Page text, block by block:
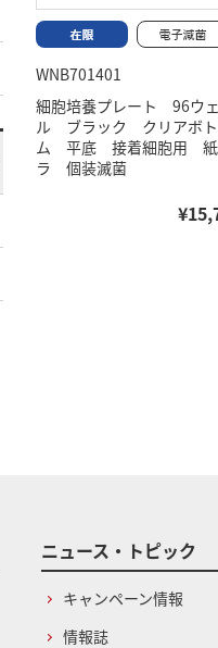
WNB701401
細胞培養プレート 96ウ
ル ブラック クリアボト
ム 平底 接着細胞用
ラ 個装滅菌
ニュース・トピック
キャンペーン情報
情報誌